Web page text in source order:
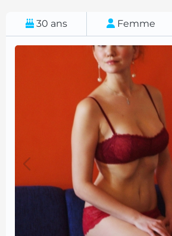
30 ans Femme